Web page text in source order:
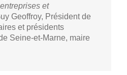
et
Geoffroy, Président de
et présidents
Seine-et-Marne, maire